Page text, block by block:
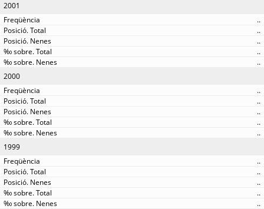
2001
..
..
..
..
..
2000
..
..
..
..
..
1999
..
..
..
..
..